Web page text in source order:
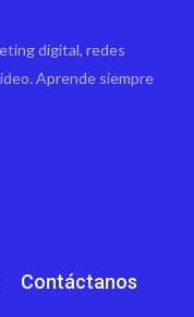
digital, redes
Aprende siempre
Contáctanos